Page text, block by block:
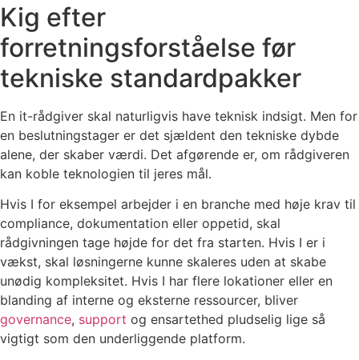
Kig efter
forretningsforståelse før
tekniske standardpakker
En it-rådgiver skal naturligvis have teknisk indsigt. Men for
en beslutningstager er det sjældent den tekniske dybde
alene, der skaber værdi. Det afgørende er, om rådgiveren
kan koble teknologien til jeres mål.
Hvis I for eksempel arbejder i en branche med høje krav til
compliance, dokumentation eller oppetid, skal
rådgivningen tage højde for det fra starten. Hvis I er i
vækst, skal løsningerne kunne skaleres uden at skabe
unødig kompleksitet. Hvis I har flere lokationer eller en
blanding af interne og eksterne ressourcer, bliver
governance, support og ensartethed pludselig lige så
vigtigt som den underliggende platform.